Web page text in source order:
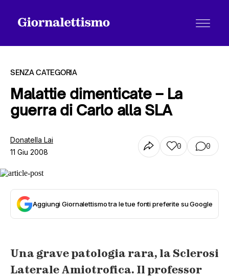
Tutti gli articoli
Chi siamo
Contatti
SENZA CATEGORIA
Malattie dimenticate – La
guerra di Carlo alla SLA
Donatella Lai
11 Giu 2008
0 0
Aggiungi Giornalettismo tra le tue fonti preferite su Google
Una grave patologia rara, la Sclerosi
Laterale Amiotrofica. Il professor